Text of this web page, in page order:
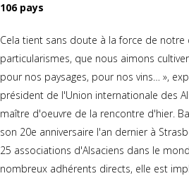
106 pays
Cela tient sans doute à la force de notre
particularismes, que nous aimons
pour nos paysages, pour nos vins… »,
président de l'Union internationale des
maître d'oeuvre de la rencontre d'hier.
son 20e anniversaire l'an dernier à
25 associations d'Alsaciens dans le
nombreux adhérents directs, elle est